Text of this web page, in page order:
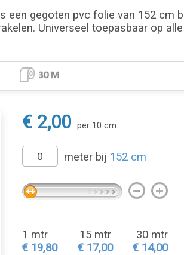
gegoten pvc folie van 152 cm
Universeel toepasbaar op
€ 2,00 per 10 cm
meter bij 152 cm
1 mtr
€ 19,80
15 mtr
€ 17,00
30 mtr
€ 14,00